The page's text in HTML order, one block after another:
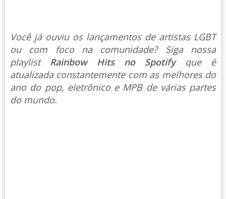
Você já ouviu os lançamentos de artistas LGBT
ou com foco na comunidade? Siga nossa
playlist Rainbow Hits no Spotify que é
atualizada constantemente com as melhores do
ano do pop, eletrônico e MPB de várias partes
do mundo.